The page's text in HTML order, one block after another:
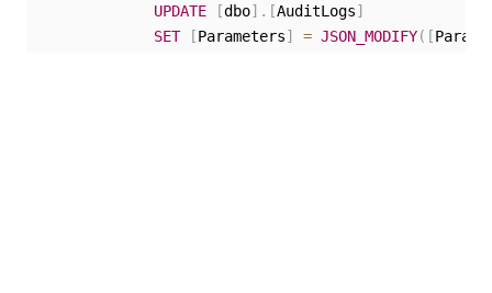
UPDATE
[dbo] . [AuditLogs]
SET
[Parameters] = JSON_MODIFY( [